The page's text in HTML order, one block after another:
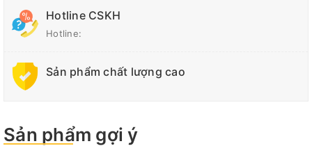
Hotline CSKH
Hotline:
Sản phẩm chất lượng cao
Sản phẩm gợi ý